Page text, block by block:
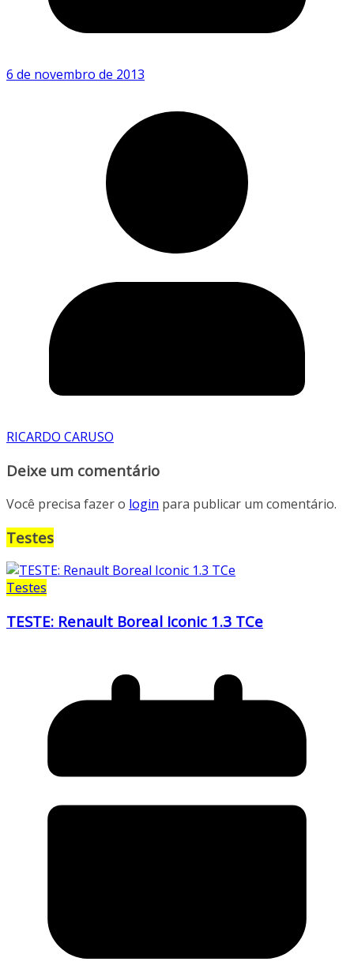
6 de novembro de 2013
RICARDO CARUSO
Deixe um comentário
Você precisa fazer o login para publicar um comentário.
Testes
Testes
TESTE: Renault Boreal Iconic 1.3 TCe